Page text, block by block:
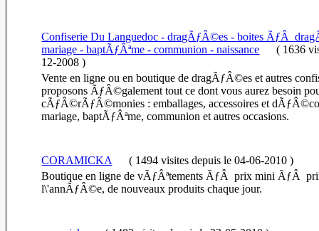
Confiserie Du Languedoc - dragÃƒÂ©es - boites ÃƒÂ
mariage - baptÃƒÂªme - communion - naissance ( 1636
12-2008 )
Vente en ligne ou en boutique de dragÃƒÂ©es et autres
proposons ÃƒÂ©galement tout ce dont vous aurez besoin
cÃƒÂ©rÃƒÂ©monies : emballages, accessoires et
mariage, baptÃƒÂªme, communion et autres occasions.
CORAMICKA( 1494 visitesdepuis le 04-06-2010 )
Boutique en ligne de vÃƒÂªtements ÃƒÂ prix mini ÃƒÂ
l\'annÃƒÂ©e, de nouveaux produits chaque jour.